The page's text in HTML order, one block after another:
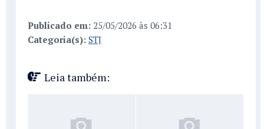
Publicado em: 25/05/2026 às 06:31
Categoria(s): STJ
Leia também: